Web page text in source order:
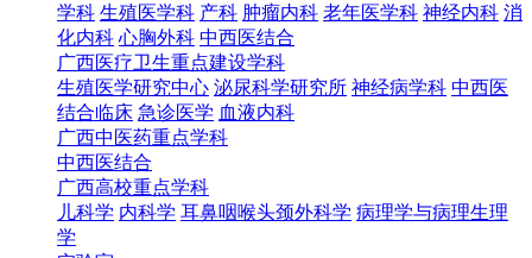
学科 生殖医学科 产科 肿瘤内科 老年医学科 神经内科 消
化内科 心胸外科 中西医结合
广西医疗卫生重点建设学科
生殖医学研究中心 泌尿科学研究所 神经病学科 中西医
结合临床 急诊医学 血液内科
广西中医药重点学科
中西医结合
广西高校重点学科
儿科学 内科学 耳鼻咽喉头颈外科学 病理学与病理生理
学